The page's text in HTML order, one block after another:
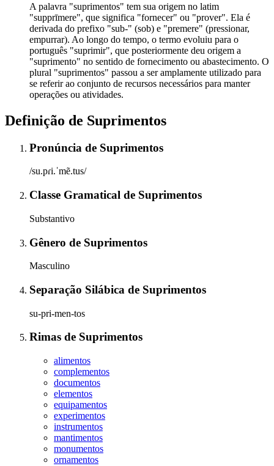
A palavra "suprimentos" tem sua origem no latim
"supprīmere", que significa "fornecer" ou "prover". Ela é
derivada do prefixo "sub-" (sob) e "premere" (pressionar,
empurrar). Ao longo do tempo, o termo evoluiu para o
português "suprimir", que posteriormente deu origem a
"suprimento" no sentido de fornecimento ou abastecimento. O
plural "suprimentos" passou a ser amplamente utilizado para
se referir ao conjunto de recursos necessários para manter
operações ou atividades.
Definição de Suprimentos
Pronúncia de Suprimentos
/su.pɾi.ˈmẽ.tus/
Classe Gramatical de Suprimentos
Substantivo
Gênero de Suprimentos
Masculino
Separação Silábica de Suprimentos
su-pri-men-tos
Rimas de Suprimentos
alimentos
complementos
documentos
elementos
equipamentos
experimentos
instrumentos
mantimentos
monumentos
ornamentos